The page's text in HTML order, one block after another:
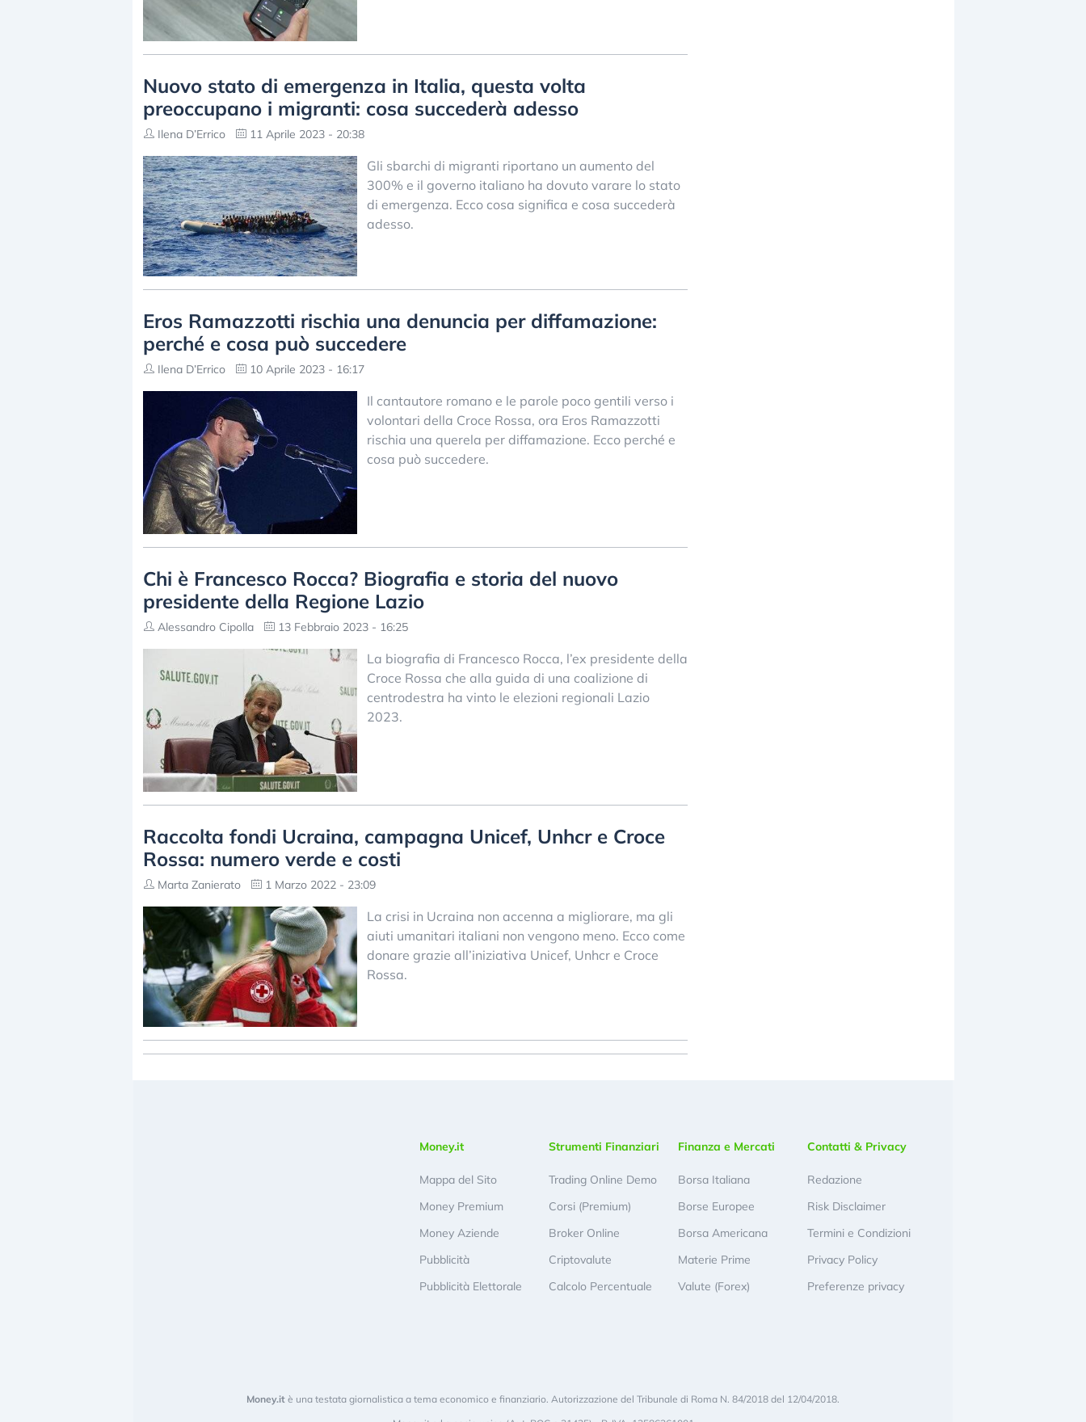
Nuovo stato di emergenza in Italia, questa volta
preoccupano i migranti: cosa succederà adesso
Ilena D’Errico 11 Aprile 2023 - 20:38
Gli sbarchi di migranti riportano un aumento del
300% e il governo italiano ha dovuto varare lo stato
di emergenza. Ecco cosa significa e cosa succederà
adesso.
Eros Ramazzotti rischia una denuncia per diffamazione:
perché e cosa può succedere
Ilena D’Errico 10 Aprile 2023 - 16:17
Il cantautore romano e le parole poco gentili verso i
volontari della Croce Rossa, ora Eros Ramazzotti
rischia una querela per diffamazione. Ecco perché e
cosa può succedere.
Chi è Francesco Rocca? Biografia e storia del nuovo
presidente della Regione Lazio
Alessandro Cipolla 13 Febbraio 2023 - 16:25
La biografia di Francesco Rocca, l’ex presidente della
Croce Rossa che alla guida di una coalizione di
centrodestra ha vinto le elezioni regionali Lazio
2023.
Raccolta fondi Ucraina, campagna Unicef, Unhcr e Croce
Rossa: numero verde e costi
Marta Zanierato 1 Marzo 2022 - 23:09
La crisi in Ucraina non accenna a migliorare, ma gli
aiuti umanitari italiani non vengono meno. Ecco come
donare grazie all’iniziativa Unicef, Unhcr e Croce
Rossa.
Money.it
Mappa del Sito
Money Premium
Money Aziende
Pubblicità
Pubblicità Elettorale
Strumenti Finanziari
Trading Online Demo
Corsi (Premium)
Broker Online
Criptovalute
Calcolo Percentuale
Finanza e Mercati
Borsa Italiana
Borse Europee
Borsa Americana
Materie Prime
Valute (Forex)
Contatti & Privacy
Redazione
Risk Disclaimer
Termini e Condizioni
Privacy Policy
Preferenze privacy
Money.it è una testata giornalistica a tema economico e finanziario. Autorizzazione del Tribunale di Roma N. 84/2018 del 12/04/2018.